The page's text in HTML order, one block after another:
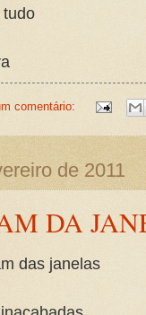
tudo
comentário:
de 2011
DA
das janelas